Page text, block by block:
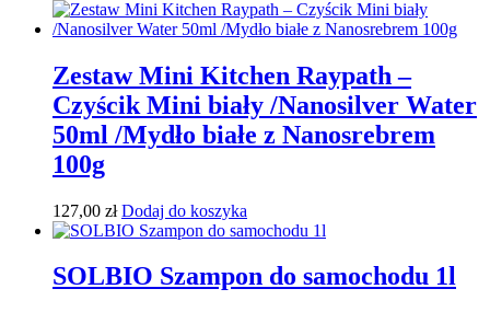
Zestaw Mini Kitchen Raypath –
Czyścik Mini biały /Nanosilver Water
50ml /Mydło białe z Nanosrebrem
100g
127,00 zł Dodaj do koszyka
SOLBIO Szampon do samochodu 1l